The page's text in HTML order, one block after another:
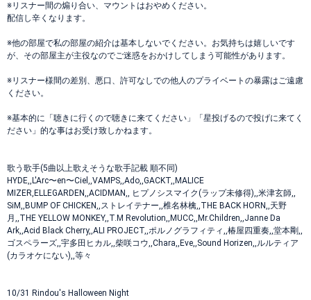
※リスナー間の煽り合い、マウントはおやめください。
配信し辛くなります。
※他の部屋で私の部屋の紹介は基本しないでください。お気持ちは嬉しいです
が、その部屋主が主役なのでご迷惑をおかけしてしまう可能性があります。
※リスナー様間の差別、悪口、許可なしでの他人のプライベートの暴露はご遠慮
ください。
※基本的に「聴きに行くので聴きに来てください」「星投げるので投げに来てく
ださい」的な事はお受け致しかねます。
歌う歌手(5曲以上歌えそうな歌手記載 順不同)
HYDE,,L'Arc〜en〜Ciel,,VAMPS,,Ado,,GACKT,,MALICE
MIZER,ELLEGARDEN,,ACIDMAN,, ヒプノシスマイク(ラップ未修得),,米津玄師,,
SiM,,BUMP OF CHICKEN,,ストレイテナー,,椎名林檎,,THE BACK HORN,,天野
月,,THE YELLOW MONKEY,,T.M Revolution,,MUCC,,Mr.Children,,Janne Da
Ark,,Acid Black Cherry,,ALI PROJECT,,ポルノグラフィティ,,椿屋四重奏,,堂本剛,,
ゴスペラーズ,,宇多田ヒカル,,柴咲コウ,,Chara,,Eve,,Sound Horizen,,ルルティア
(カラオケにない),,等々
10/31 Rindou's Halloween Night